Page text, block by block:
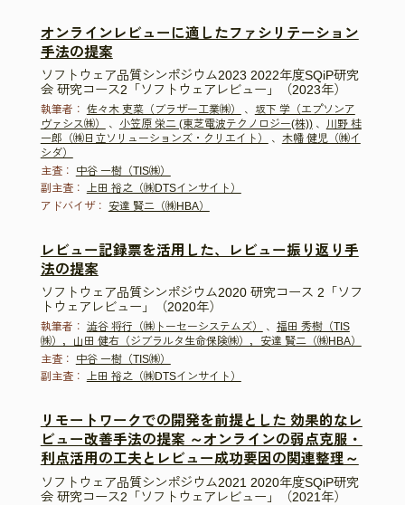
オンラインレビューに適したファシリテーション
手法の提案
ソフトウェア品質シンポジウム2023 2022年度SQiP研究
会 研究コース2「ソフトウェアレビュー」（2023年）
執筆者： 佐々木 吏菜（ブラザー工業㈱） 、 坂下 学（エプソンア
ヴァシス㈱）
、 小笠原 栄二 (東芝電波テクノロジー(株))、 川野 桂
一郎（㈱日立ソリューションズ・クリエイト）
、 木幡 健児（㈱イ
シダ）
主査：
中谷 一樹（TIS㈱）
副主査： 上田 裕之（㈱DTSインサイト）
アドバイザ：
安達 賢二（㈱HBA）
レビュー記録票を活用した、レビュー振り返り手
法の提案
ソフトウェア品質シンポジウム2020 研究コース 2「ソフ
トウェアレビュー」（2020年）
執筆者： 澁谷 将行（㈱トーセーシステムズ） 、 福田 秀樹（TIS
㈱），山田 健右（ジブラルタ生命保険㈱），安達 賢二（㈱HBA）
主査：
中谷 一樹（TIS㈱）
副主査： 上田 裕之（㈱DTSインサイト）
リモートワークでの開発を前提とした 効果的なレ
ビュー改善手法の提案 ～オンラインの弱点克服・
利点活用の工夫とレビュー成功要因の関連整理～
ソフトウェア品質シンポジウム2021 2020年度SQiP研究
会 研究コース2「ソフトウェアレビュー」（2021年）